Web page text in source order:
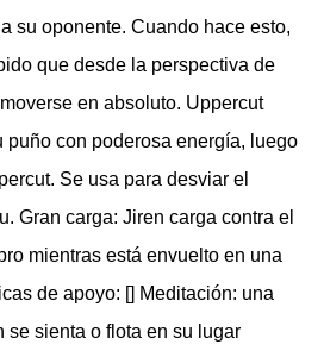
su oponente. Cuando hace esto,
que desde la perspectiva de
en absoluto. Uppercut
puño con poderosa energía, luego
Se usa para desviar el
Gran carga: Jiren carga contra el
mientras está envuelto en una
de apoyo: [] Meditación: una
se sienta o flota en su lugar